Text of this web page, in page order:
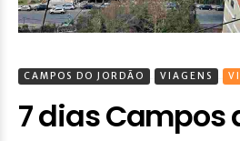
CAMPOS DO JORDÃO VIAGENS
7 dias Campos